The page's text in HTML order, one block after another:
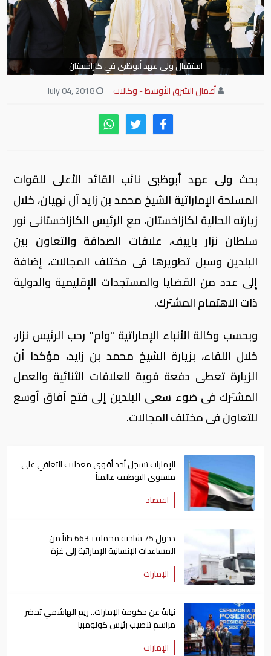
استقبال ولى عهد أبوظبى في كازاخستان
أعمال الشرق الأوسط - وكالات
بحث ولى عهد أبوظبى نائب القائد الأعلى للقوات
المسلحة الإماراتية الشيخ محمد بن زايد آل نهيان، خلال
زيارته الحالية لكازاخستان، مع الرئيس الكازاخستانى نور
سلطان نزار باييف، علاقات الصداقة والتعاون بين
البلدين وسبل تطويرها فى مختلف المجالات، إضافة
إلى عدد من القضايا والمستجدات الإقليمية والدولية
ذات الاهتمام المشترك.
وبحسب وكالة الأنباء الإماراتية "وام" رحب الرئيس نزار،
خلال اللقاء، بزيارة الشيخ محمد بن زايد، مؤكدا أن
الزيارة تعطى دفعة قوية للعلاقات الثنائية والعمل
المشترك فى ضوء سعى البلدين إلى فتح آفاق أوسع
للتعاون فى مختلف المجالات.
الإمارات تسجل أحد أقوى معدلات التعافي على
مستوى التوظيف عالمياً
اقتصاد
دخول 75 شاحنة محملة بـ663 طناً من
المساعدات الإنسانية الإماراتية إلى غزة
الإمارات
نيابةً عن حكومة الإمارات.. ريم الهاشمي تحضر
مراسم تنصيب رئيس كولومبيا
الإمارات